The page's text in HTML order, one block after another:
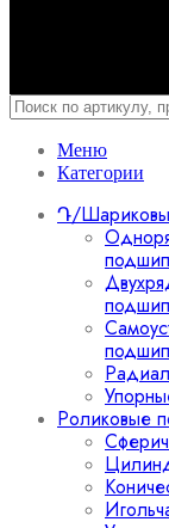
Меню
Категории
Դ/
Роликовые